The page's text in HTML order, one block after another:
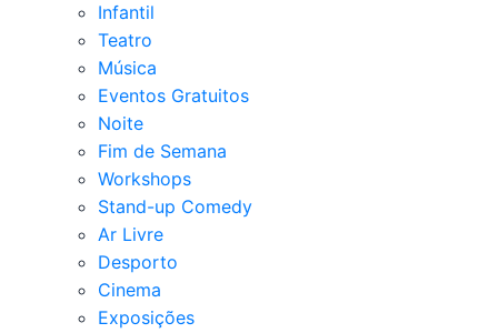
Infantil
Teatro
Música
Eventos Gratuitos
Noite
Fim de Semana
Workshops
Stand-up Comedy
Ar Livre
Desporto
Cinema
Exposições